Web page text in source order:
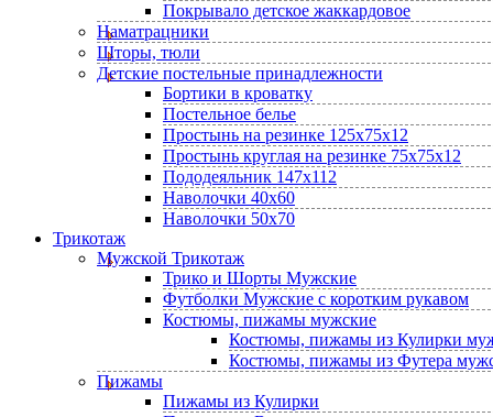
Покрывало детское жаккардовое
Наматрацники
Шторы, тюли
Детские постельные принадлежности
Бортики в кроватку
Постельное белье
Простынь на резинке 125х75х12
Простынь круглая на резинке 75х75х12
Пододеяльник 147х112
Наволочки 40х60
Наволочки 50х70
Трикотаж
Мужской Трикотаж
Трико и Шорты Мужские
Футболки Мужские с коротким рукавом
Костюмы, пижамы мужские
Костюмы, пижамы из Кулирки
Костюмы, пижамы из Футера
Пижамы
Пижамы из Кулирки